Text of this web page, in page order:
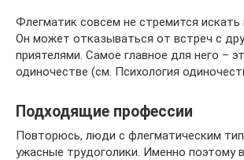
Флегматик совсем не стремится
Он может отказываться от встреч с
приятелями. Самое главное для него –
одиночестве (см. Психология
Подходящие профессии
Повторюсь, люди с флегматическим
ужасные трудоголики. Именно поэтому в